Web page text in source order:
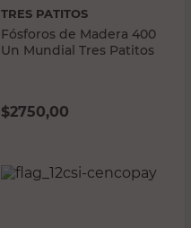
TRES PATITOS
Fósforos de Madera 400
Un Mundial Tres Patitos
$2750,00